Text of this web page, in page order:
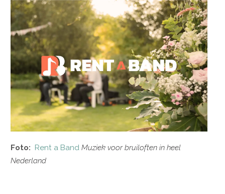
Foto: Rent a Band Muziek voor bruiloften in heel
Nederland